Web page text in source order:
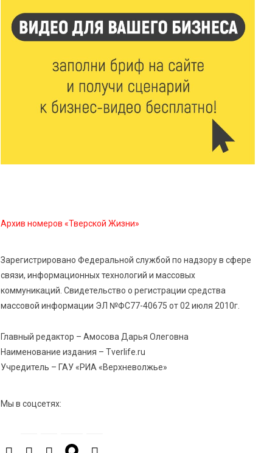
7 Авг 2026 22:32 329
Сотрудники УФСИН по Тверской области
поддержали Всероссийскую акцию ко Дню
физкультурника
7 Авг 2026 22:02 342
Как питаться, чтобы мозг работал лучше:
рекомендации фитнес ‑ специалиста Александра
Семина
Ботанические лаборатории в школах: Тверская
область запускает масштабный экопроект
Архив номеров «Тверской Жизни»
Зарегистрировано Федеральной службой по надзору в сфере
связи, информационных технологий и массовых
коммуникаций. Свидетельство о регистрации средства
массовой информации ЭЛ №ФС77-40675 от 02 июля 2010г.
Главный редактор – Амосова Дарья Олеговна
Наименование издания – Tverlife.ru
Учредитель – ГАУ «РИА «Верхневолжье»
Мы в соцсетях: